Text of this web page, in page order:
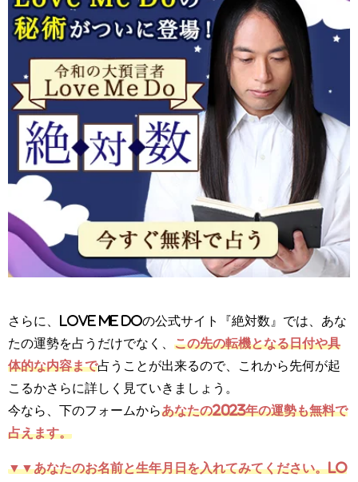
さらに、Love Me Doの公式サイト『絶対数』では、あな
たの運勢を占うだけでなく、 この先の転機となる日付や具
体的な内容まで占うことが出来るので、これから先何が起
こるかさらに詳しく見ていきましょう。
今なら、下のフォームからあなたの2023年の運勢も無料で
占えます。
▼▼あなたのお名前と生年月日を入れてみてください。Lo